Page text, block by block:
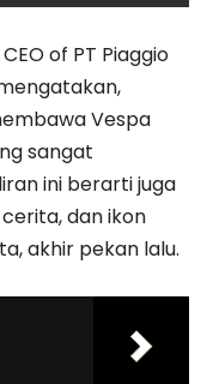
of PT Piaggio
Vespa
sangat
ini berarti juga
dan ikon
akhir pekan lalu.